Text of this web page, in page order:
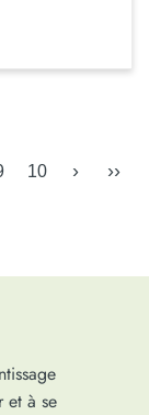
10 › ››
et à se